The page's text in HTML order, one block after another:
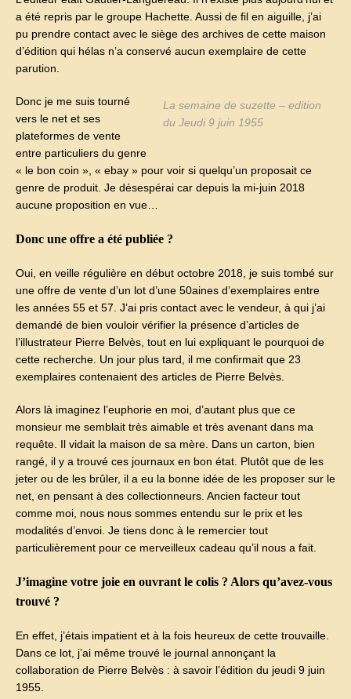
a été repris par le groupe Hachette. Aussi de fil en aiguille, j’ai
pu prendre contact avec le siège des archives de cette maison
d’édition qui hélas n’a conservé aucun exemplaire de cette
parution.
La semaine de suzette – edition
du Jeudi 9 juin 1955
Donc je me suis tourné
vers le net et ses
plateformes de vente
entre particuliers du genre
« le bon coin », « ebay » pour voir si quelqu’un proposait ce
genre de produit. Je désespérai car depuis la mi-juin 2018
aucune proposition en vue…
Donc une offre a été publiée ?
Oui, en veille régulière en début octobre 2018, je suis tombé sur
une offre de vente d’un lot d’une 50aines d’exemplaires entre
les années 55 et 57. J’ai pris contact avec le vendeur, à qui j’ai
demandé de bien vouloir vérifier la présence d’articles de
l’illustrateur Pierre Belvès, tout en lui expliquant le pourquoi de
cette recherche. Un jour plus tard, il me confirmait que 23
exemplaires contenaient des articles de Pierre Belvès.
Alors là imaginez l’euphorie en moi, d’autant plus que ce
monsieur me semblait très aimable et très avenant dans ma
requête. Il vidait la maison de sa mère. Dans un carton, bien
rangé, il y a trouvé ces journaux en bon état. Plutôt que de les
jeter ou de les brûler, il a eu la bonne idée de les proposer sur le
net, en pensant à des collectionneurs. Ancien facteur tout
comme moi, nous nous sommes entendu sur le prix et les
modalités d’envoi. Je tiens donc à le remercier tout
particulièrement pour ce merveilleux cadeau qu’il nous a fait.
J’imagine votre joie en ouvrant le colis ? Alors qu’avez-vous
trouvé ?
En effet, j’étais impatient et à la fois heureux de cette trouvaille.
Dans ce lot, j’ai même trouvé le journal annonçant la
collaboration de Pierre Belvès : à savoir l’édition du jeudi 9 juin
1955.